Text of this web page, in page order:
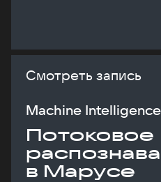
Смотреть запись
Machine Intelligence
Потоковое
в Марусе